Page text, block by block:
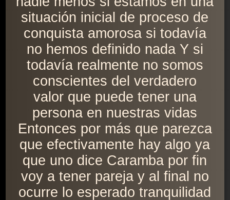
situación inicial de proceso de
conquista amorosa si todavía
no hemos definido nada Y si
todavía realmente no somos
conscientes del verdadero
valor que puede tener una
persona en nuestras vidas
Entonces por más que parezca
que efectivamente hay algo ya
que uno dice Caramba por fin
voy a tener pareja y al final no
ocurre lo esperado tranquilidad